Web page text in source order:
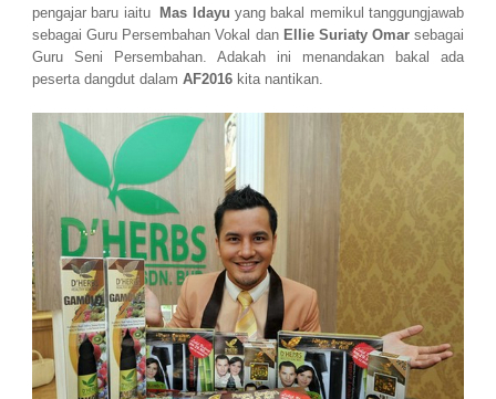
pengajar baru iaitu
Mas Idayuyang bakal memikul tanggungjawab
sebagai Guru Persembahan Vokal dan Ellie Suriaty Omarsebagai
Guru Seni Persembahan. Adakah ini menandakan bakal ada
peserta dangdut dalam AF2016 kita nantikan.